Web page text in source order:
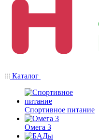
Каталог
Спортивное питание
Омега 3